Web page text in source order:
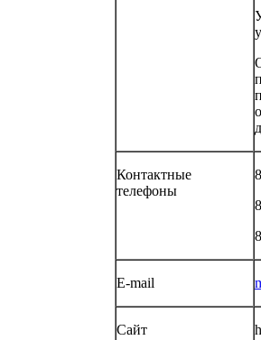
Контактные
телефоны
E-mail
Сайт